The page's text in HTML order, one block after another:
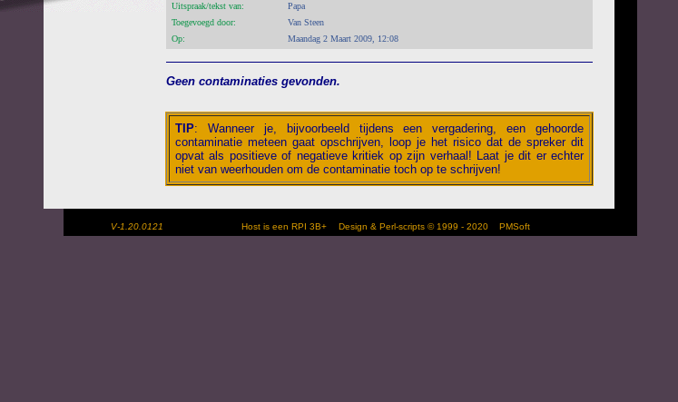
Uitspraak/tekst van:
Papa
Toegevoegd door:
Van Steen
Op:
Maandag 2 Maart 2009, 12:08
Geen contaminaties gevonden.
TIP: Wanneer je, bijvoorbeeld tijdens een vergadering, een gehoorde
contaminatie meteen gaat opschrijven, loop je het risico dat de spreker dit
opvat als positieve of negatieve kritiek op zijn verhaal! Laat je dit er echter
niet van weerhouden om de contaminatie toch op te schrijven!
V-1.20.0121 Host is een RPI 3B+ Design & Perl-scripts © 1999 - 2020 PMSoft